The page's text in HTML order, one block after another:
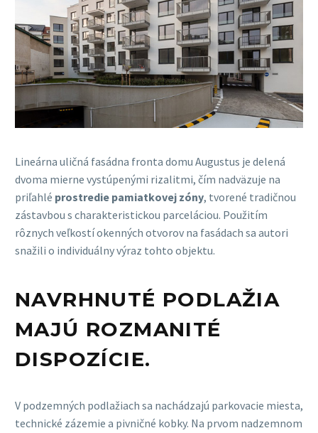
Lineárna uličná fasádna fronta domu Augustus je delená
dvoma mierne vystúpenými rizalitmi, čím nadväzuje na
priľahlé prostredie pamiatkovej zóny, tvorené tradičnou
zástavbou s charakteristickou parceláciou. Použitím
rôznych veľkostí okenných otvorov na fasádach sa autori
snažili o individuálny výraz tohto objektu.
NAVRHNUTÉ PODLAŽIA
MAJÚ ROZMANITÉ
DISPOZÍCIE.
V podzemných podlažiach sa nachádzajú parkovacie miesta,
technické zázemie a pivničné kobky. Na prvom nadzemnom